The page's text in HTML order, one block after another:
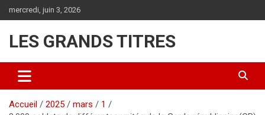
au
mercredi, juin 3, 2026
LES GRANDS TITRES
Accueil 2025 mars
1